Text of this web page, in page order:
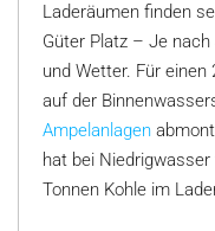
Laderäumen finden
Güter Platz – Je
und Wetter. Für
auf der
Ampelanlagen
hat bei
Tonnen Kohle im